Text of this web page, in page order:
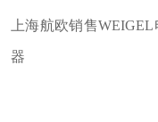
上海航欧销售
器